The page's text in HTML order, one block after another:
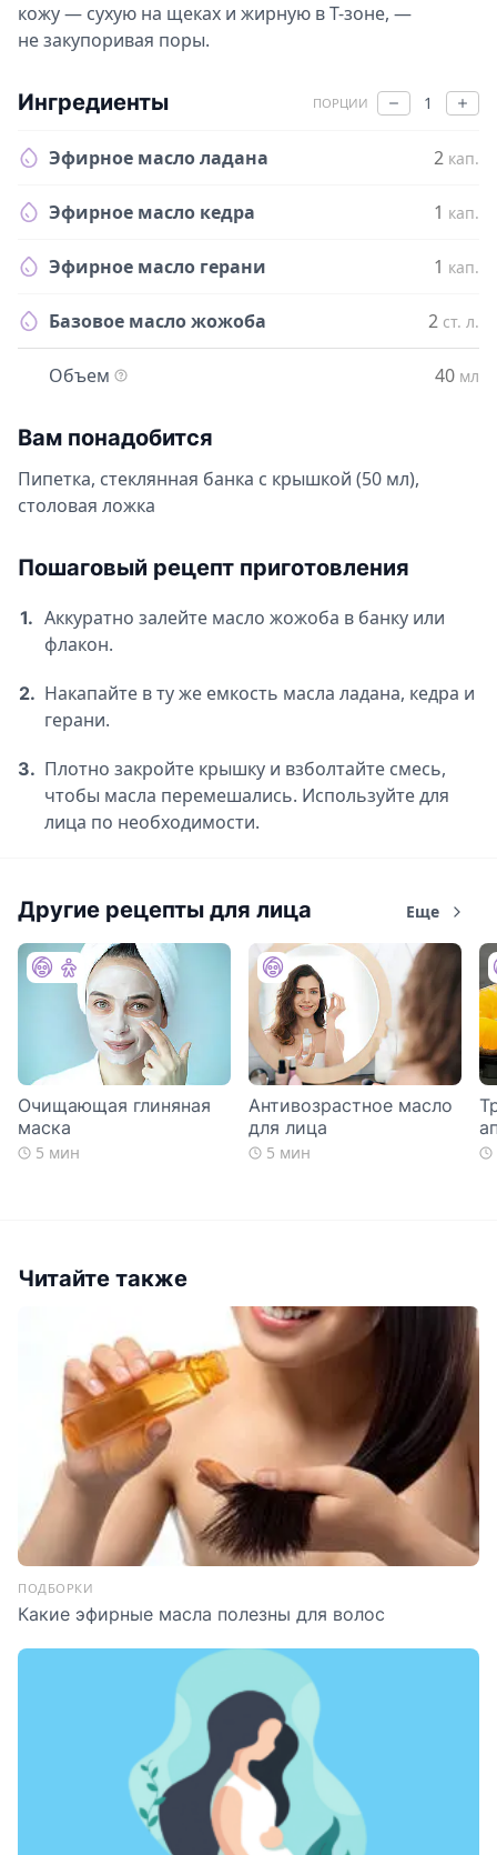
кожу — сухую на щеках и жирную в Т-зоне, —
не закупоривая поры.
Ингредиенты ПОРЦИИ 1
Эфирное масло ладана 2 кап.
Эфирное масло кедра 1 кап.
Эфирное масло герани 1 кап.
Базовое масло жожоба 2 ст. л.
Объем 40 мл
Вам понадобится
Пипетка, стеклянная банка с крышкой (50 мл),
столовая ложка
Пошаговый рецепт приготовления
1. Аккуратно залейте масло жожоба в банку или
флакон.
2. Накапайте в ту же емкость масла ладана, кедра и
герани.
3. Плотно закройте крышку и взболтайте смесь,
чтобы масла перемешались. Используйте для
лица по необходимости.
Другие рецепты для лица Еще
Очищающая глиняная
маска
5 мин
Антивозрастное масло
для лица
5 мин
Читайте также
ПОДБОРКИ
Какие эфирные масла полезны для волос